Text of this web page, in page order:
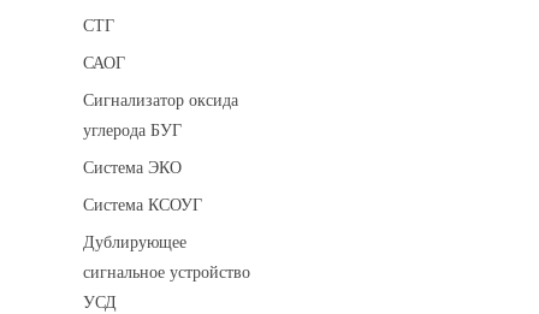
СТГ
САОГ
Сигнализатор оксида
углерода БУГ
Система ЭКО
Система КСОУГ
Дублирующее
сигнальное устройство
УСД